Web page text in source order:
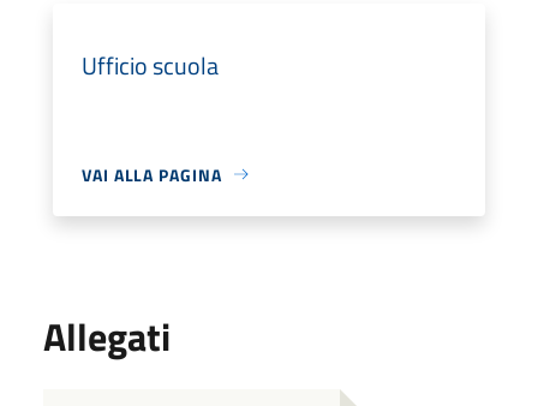
Ufficio scuola
VAI ALLA PAGINA
Allegati